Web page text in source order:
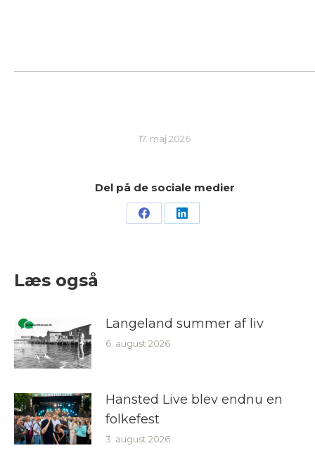
17. maj 2026
Del på de sociale medier
Share Share
Læs også
Langeland summer af liv
6. august 2026
Hansted Live blev endnu en
folkefest
3. august 2026